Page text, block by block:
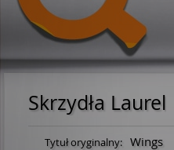
Wyszukaj w
Skrzydła Laurel
Tytuł oryginalny: Wings